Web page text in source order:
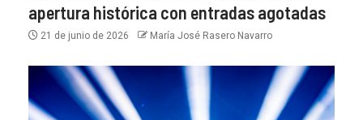
apertura histórica con entradas agotadas
21 de junio de 2026 María José Rasero Navarro